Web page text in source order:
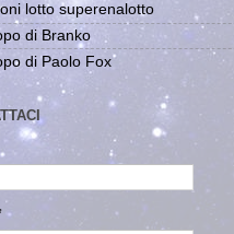
lotto superenalotto
di Branko
di Paolo Fox